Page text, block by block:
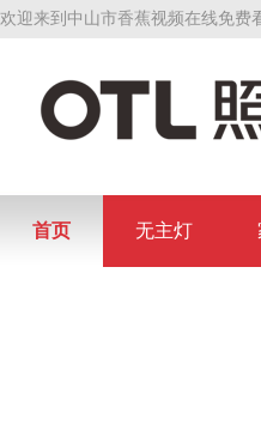
欢迎来到中山市香蕉视频在线免费
首页 无主灯